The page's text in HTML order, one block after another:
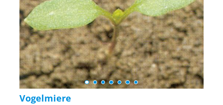
Vogelmiere